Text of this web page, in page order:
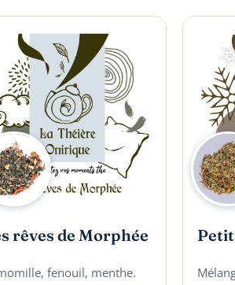
rêves de Morphée
fenouil, menthe.